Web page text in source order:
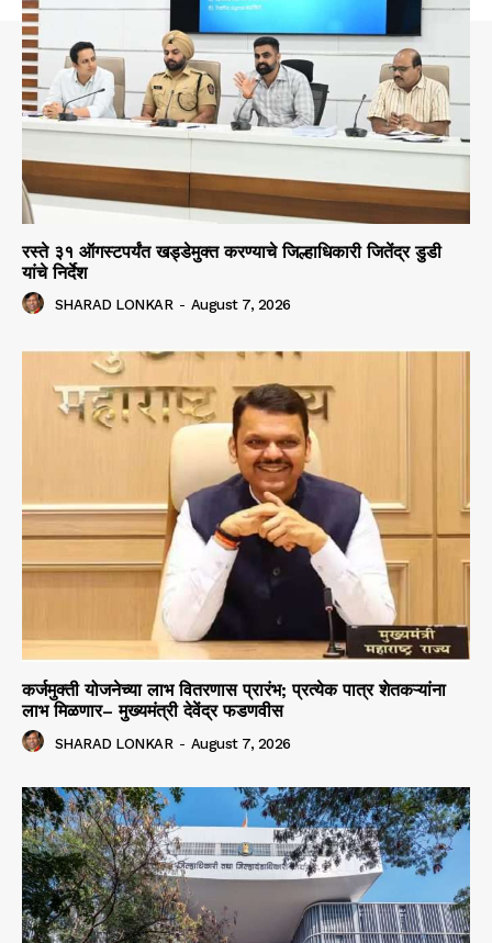
रस्ते ३१ ऑगस्टपर्यंत खड्डेमुक्त करण्याचे जिल्हाधिकारी जितेंद्र डुडी
यांचे निर्देश
SHARAD LONKAR - August 7, 2026
कर्जमुक्ती योजनेच्या लाभ वितरणास प्रारंभ; प्रत्येक पात्र शेतकऱ्यांना
लाभ मिळणार– मुख्यमंत्री देवेंद्र फडणवीस
SHARAD LONKAR - August 7, 2026